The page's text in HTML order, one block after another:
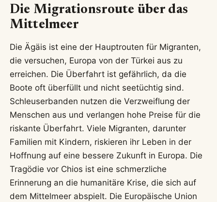
Die Migrationsroute über das
Mittelmeer
Die Ägäis ist eine der Hauptrouten für Migranten,
die versuchen, Europa von der Türkei aus zu
erreichen. Die Überfahrt ist gefährlich, da die
Boote oft überfüllt und nicht seetüchtig sind.
Schleuserbanden nutzen die Verzweiflung der
Menschen aus und verlangen hohe Preise für die
riskante Überfahrt. Viele Migranten, darunter
Familien mit Kindern, riskieren ihr Leben in der
Hoffnung auf eine bessere Zukunft in Europa. Die
Tragödie vor Chios ist eine schmerzliche
Erinnerung an die humanitäre Krise, die sich auf
dem Mittelmeer abspielt. Die Europäische Union